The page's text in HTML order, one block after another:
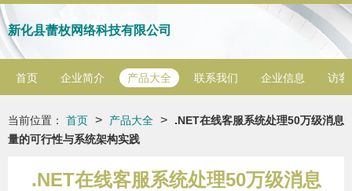
新化县蕾枚网络科技有限公司
首页 企业简介 产品大全 联系我们 企业信息 访客
当前位置： 首页 > 产品大全 >
.NET在线客服系统处理50万级消息
量的可行性与系统架构实践
.NET在线客服系统处理50万级消息